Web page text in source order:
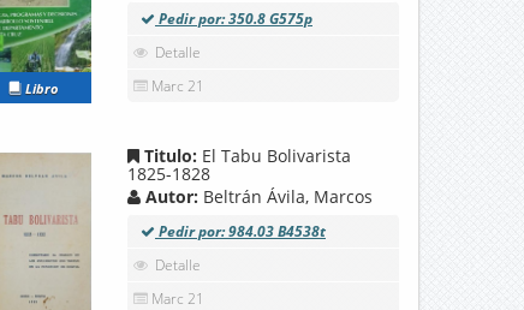
Libro
Pedir por: 350.8 G575p
Detalle
Marc 21
Titulo: El Tabu Bolivarista
1825-1828
Autor: Beltrán Ávila, Marcos
Pedir por: 984.03 B4538t
Detalle
Marc 21